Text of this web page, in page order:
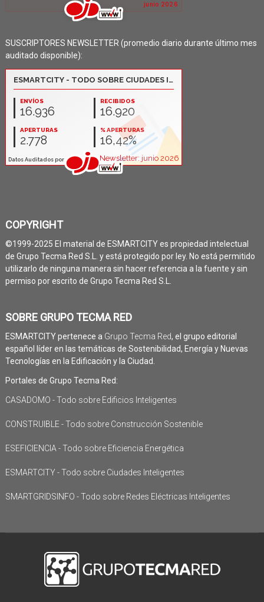
SUSCRIPTORES NEWSLETTER (promedio diario durante último mes
auditado disponible):
COPYRIGHT
©1999-2025 El material de ESMARTCITY es propiedad intelectual
de Grupo Tecma Red S.L. y está protegido por ley. No está permitido
utilizarlo de ninguna manera sin hacer referencia a la fuente y sin
permiso por escrito de Grupo Tecma Red S.L.
SOBRE GRUPO TECMA RED
ESMARTCITY pertenece a Grupo Tecma Red, el grupo editorial
español líder en las temáticas de Sostenibilidad, Energía y Nuevas
Tecnologías en la Edificación y la Ciudad.
Portales de Grupo Tecma Red:
CASADOMO - Todo sobre Edificios Inteligentes
CONSTRUIBLE - Todo sobre Construcción Sostenible
ESEFICIENCIA - Todo sobre Eficiencia Energética
ESMARTCITY - Todo sobre Ciudades Inteligentes
SMARTGRIDSINFO - Todo sobre Redes Eléctricas Inteligentes